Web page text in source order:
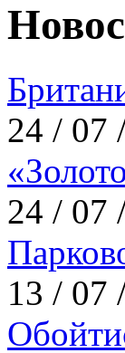
24 / 07
24 / 07
13 / 07